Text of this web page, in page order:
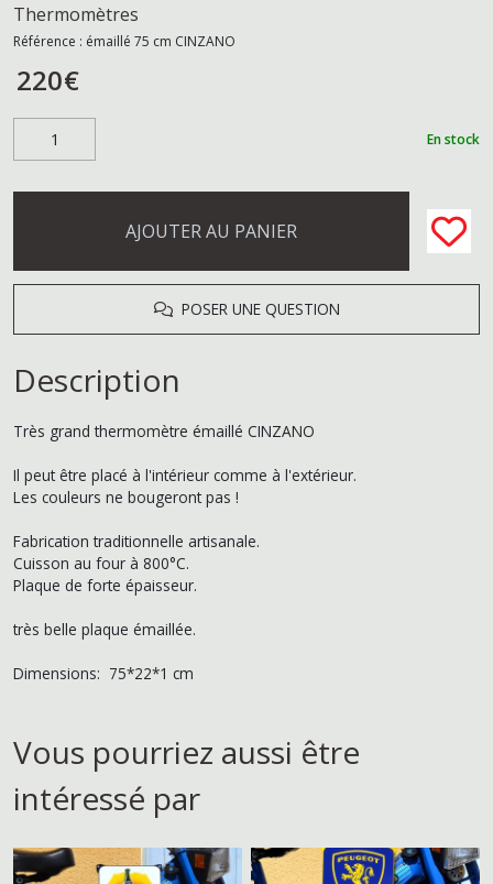
Thermomètres
Référence : émaillé 75 cm CINZANO
220€
En stock
AJOUTER AU PANIER
POSER UNE QUESTION
Description
Très grand thermomètre émaillé CINZANO
Il peut être placé à l'intérieur comme à l'extérieur.
Les couleurs ne bougeront pas !
Fabrication traditionnelle artisanale.
Cuisson au four à 800°C.
Plaque de forte épaisseur.
très belle plaque émaillée.
Dimensions: 75*22*1 cm
Vous pourriez aussi être
intéressé par